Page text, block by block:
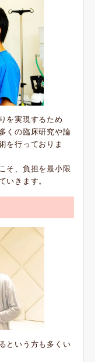
を実現するため
くの臨床研究や論
を行っておりま
そ、負担を最小限
いきます。
という方も多くい